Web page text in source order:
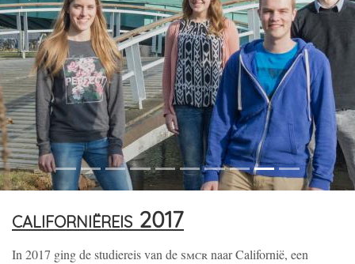
californiëreis 2017
In 2017 ging de studiereis van desmcr naar Californië, een